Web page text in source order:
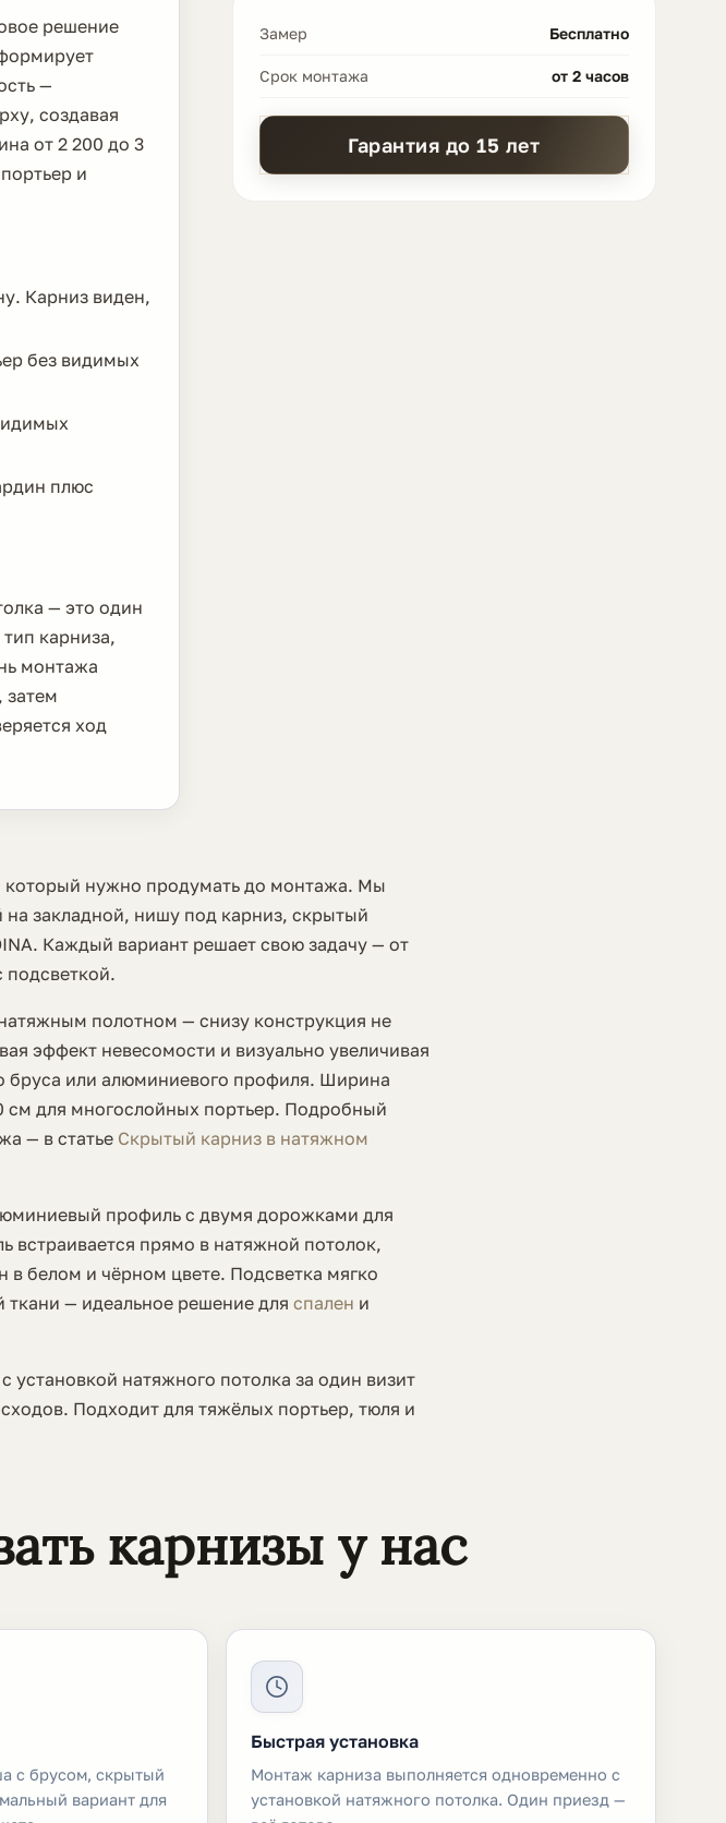
решение
—
создавая
от 2 200 до 3
и
Карниз виден,
без видимых
плюс
— это один
карниза,
монтажа
затем
ход
Замер Бесплатно
Срок монтажа от 2 часов
Гарантия до 15 лет
который нужно продумать до монтажа. Мы
закладной, нишу под карниз, скрытый
Каждый вариант решает свою задачу — от
полотном — снизу конструкция не
эффект невесомости и визуально увеличивая
или алюминиевого профиля. Ширина
см для многослойных портьер. Подробный
— в статье Скрытый карниз в натяжном
профиль с двумя дорожками для
встраивается прямо в натяжной потолок,
в белом и чёрном цвете. Подсветка мягко
— идеальное решение для спален и
натяжного потолка за один визит
Подходит для тяжёлых портьер, тюля и
карнизы у нас
с брусом, скрытый
вариант для
Быстрая установка
Монтаж карниза выполняется одновременно с
установкой натяжного потолка. Один приезд —